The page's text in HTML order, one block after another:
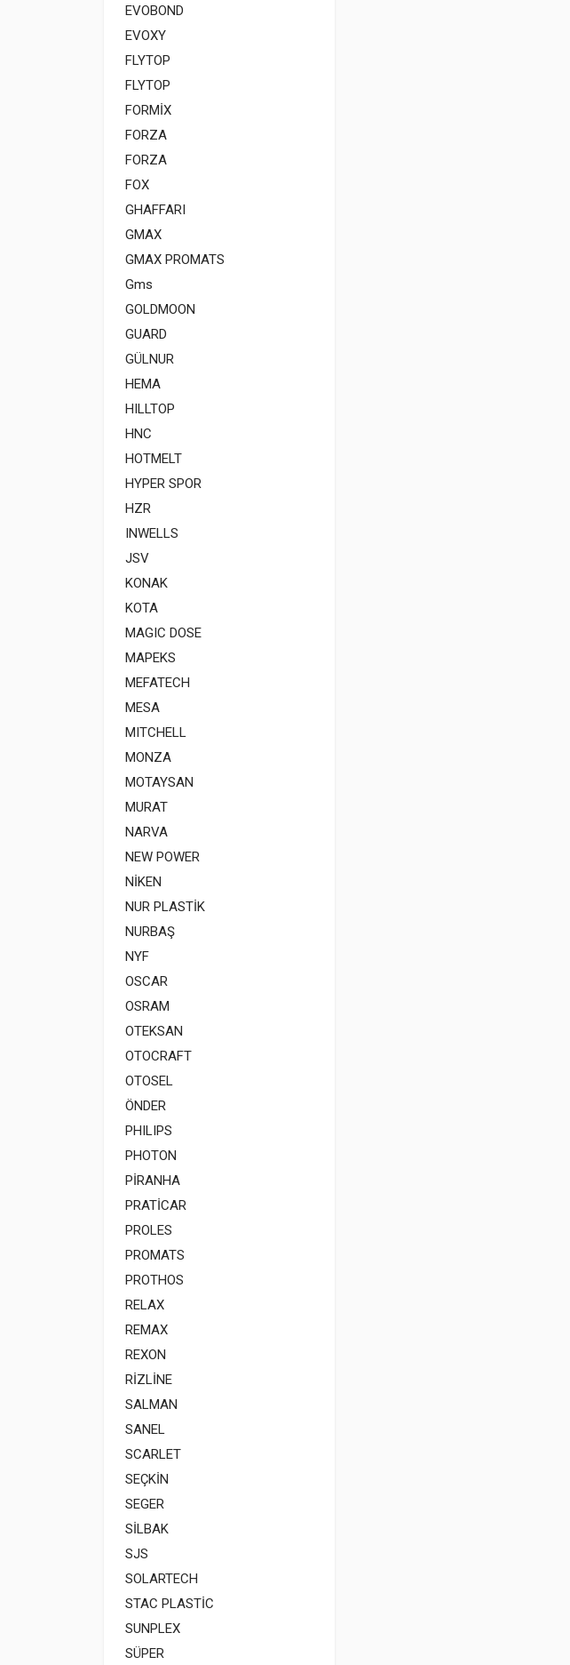
EVOBOND
EVOXY
FLYTOP
FLYTOP
FORMİX
FORZA
FORZA
FOX
GHAFFARI
GMAX
GMAX PROMATS
Gms
GOLDMOON
GUARD
GÜLNUR
HEMA
HILLTOP
HNC
HOTMELT
HYPER SPOR
HZR
INWELLS
JSV
KONAK
KOTA
MAGIC DOSE
MAPEKS
MEFATECH
MESA
MITCHELL
MONZA
MOTAYSAN
MURAT
NARVA
NEW POWER
NİKEN
NUR PLASTİK
NURBAŞ
NYF
OSCAR
OSRAM
OTEKSAN
OTOCRAFT
OTOSEL
ÖNDER
PHILIPS
PHOTON
PİRANHA
PRATİCAR
PROLES
PROMATS
PROTHOS
RELAX
REMAX
REXON
RİZLİNE
SALMAN
SANEL
SCARLET
SEÇKİN
SEGER
SİLBAK
SJS
SOLARTECH
STAC PLASTİC
SUNPLEX
SÜPER